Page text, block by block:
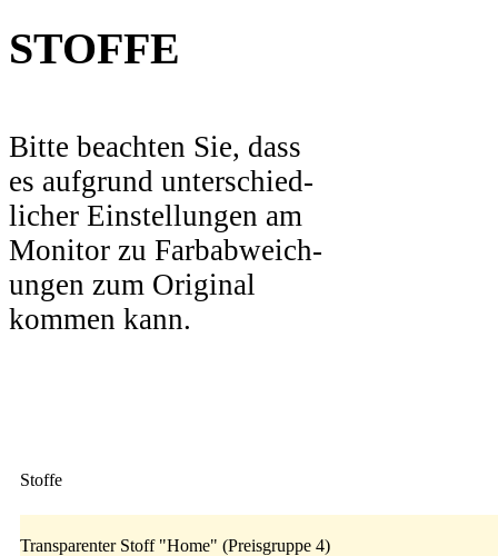
STOFFE
Bitte beachten Sie, dass
es aufgrund unterschied-
licher Einstellungen am
Monitor zu Farbabweich-
ungen zum Original
kommen kann.
Stoffe
Transparenter Stoff "Home" (Preisgruppe 4)